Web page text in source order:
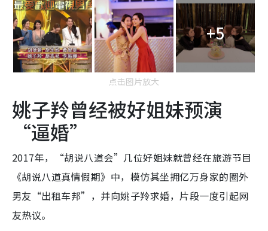
+5
点击图片放大
姚子羚曾经被好姐妹预演
“逼婚”
2017年，“胡说八道会”几位好姐妹就曾经在旅游节目
《胡说八道真情假期》中，模仿其坐拥亿万身家的圈外
男友“出租车邦”，并向姚子羚求婚，片段一度引起网
友热议。